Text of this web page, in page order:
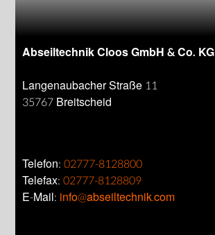
Abseiltechnik Cloos GmbH & Co. KG
Langenaubacher Straße 11
35767 Breitscheid
Telefon:02777-8128800
Telefax:02777-8128809
E-Mail: info@abseiltechnik.com